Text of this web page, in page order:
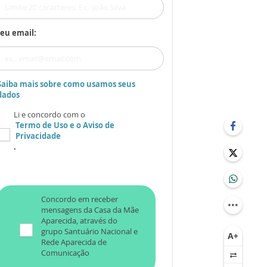
email:
mais sobre como usamos seus
Li e concordo com o
Termo de Usoe oAviso de
Privacidade
.
Concordo em receber
mensagens da Casa da Mãe
Aparecida, através do
grupo Santuário Nacional e
Rede Aparecida de
Comunicação